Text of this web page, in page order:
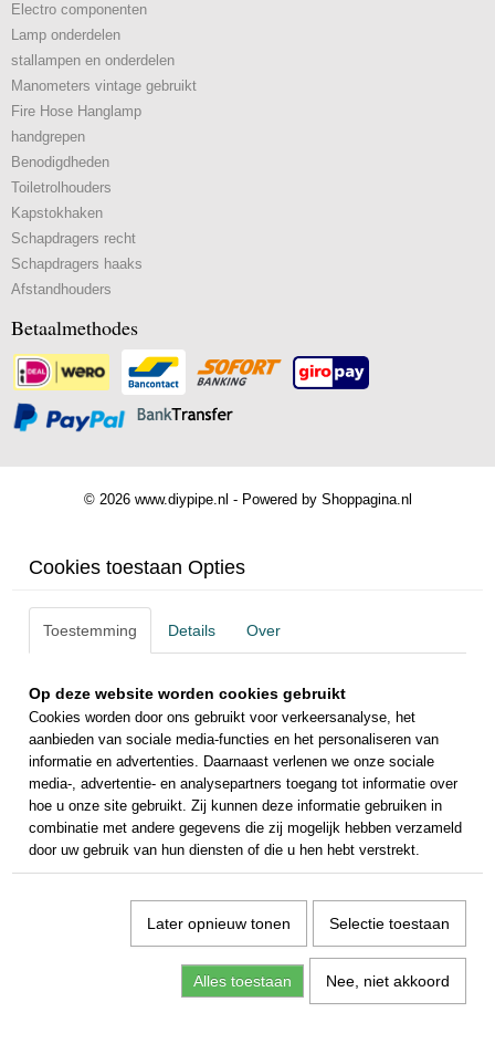
Electro componenten
Lamp onderdelen
stallampen en onderdelen
Manometers vintage gebruikt
Fire Hose Hanglamp
handgrepen
Benodigdheden
Toiletrolhouders
Kapstokhaken
Schapdragers recht
Schapdragers haaks
Afstandhouders
Betaalmethodes
© 2026 www.diypipe.nl - Powered by Shoppagina.nl
Cookies toestaan Opties
Toestemming Details Over
Op deze website worden cookies gebruikt
Cookies worden door ons gebruikt voor verkeersanalyse, het
aanbieden van sociale media-functies en het personaliseren van
informatie en advertenties. Daarnaast verlenen we onze sociale
media-, advertentie- en analysepartners toegang tot informatie over
hoe u onze site gebruikt. Zij kunnen deze informatie gebruiken in
combinatie met andere gegevens die zij mogelijk hebben verzameld
door uw gebruik van hun diensten of die u hen hebt verstrekt.
Later opnieuw tonen Selectie toestaan
Alles toestaan Nee, niet akkoord